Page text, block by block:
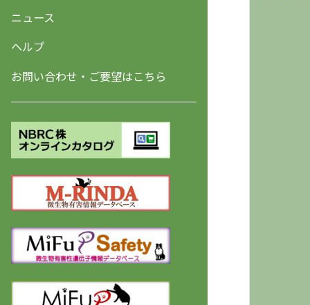
ニュース
ヘルプ
お問い合わせ・ご要望はこちら